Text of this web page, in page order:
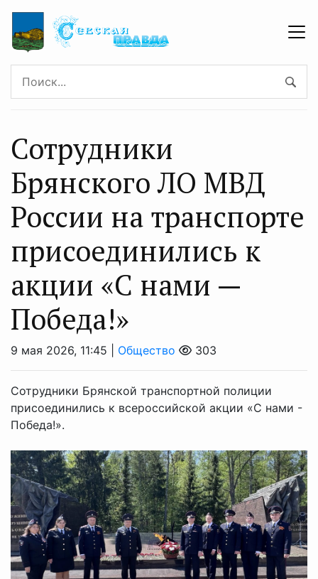
Сотрудники
Брянского ЛО МВД
России на транспорте
присоединились к
акции «С нами —
Победа!»
9 мая 2026, 11:45 | Общество 303
Сотрудники Брянской транспортной полиции
присоединились к всероссийской акции «С нами -
Победа!».